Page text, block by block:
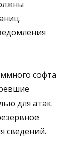
софта
для атак.
сведений.